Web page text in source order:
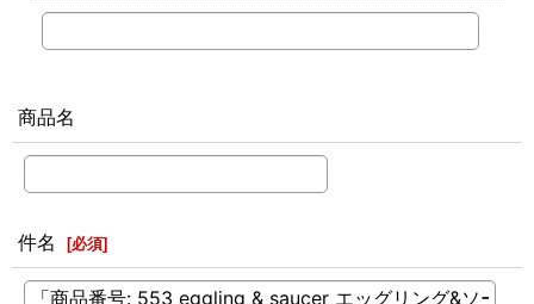
商品名
件名 [必須]